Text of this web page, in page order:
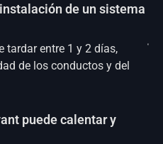
de un sistema
tardar entre 1 y 2 días,
de los conductos y del
puede calentar y